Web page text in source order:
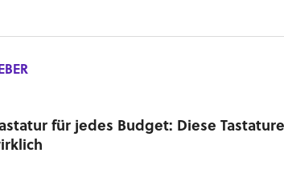
für jedes Budget: Diese